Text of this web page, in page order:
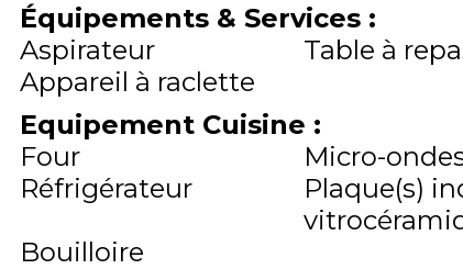
Équipements & Services :
Aspirateur
Table à
Appareil à raclette
Equipement Cuisine :
Four
Micro-
Réfrigérateur
Plaque(s)
Bouilloire